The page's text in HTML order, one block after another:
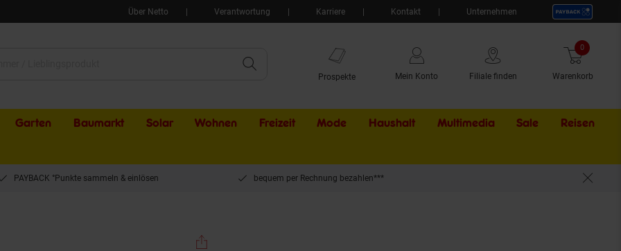
Über Netto Verantwortung Karriere Kontakt Unternehmen
Prospekte Mein Konto Filiale finden Warenkorb
0 Artikel
Garten Baumarkt Solar Wohnen Freizeit Mode Haushalt Multimedia Sale Externer
Reisen
PAYBACK °Punkte sammeln & einlösen bequem per Rechnung bezahlen***